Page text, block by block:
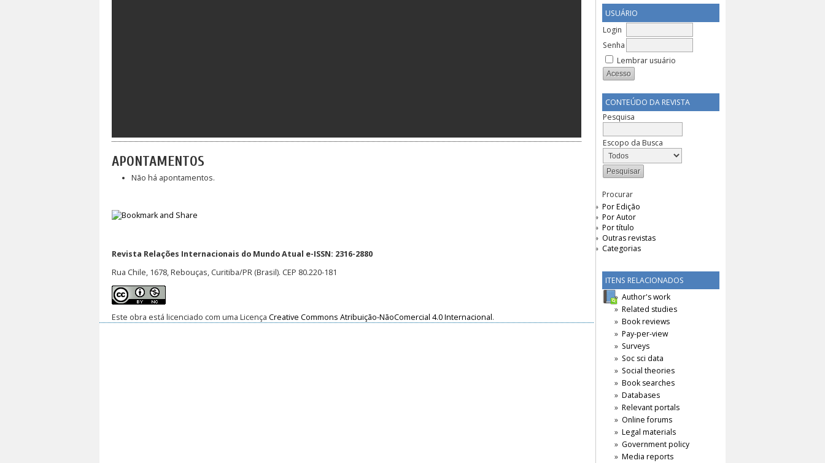
USUÁRIO
Login
Senha
Lembrar usuário
CONTEÚDO DA REVISTA
Pesquisa
Escopo da Busca
Procurar
Por Edição
Por Autor
Por título
Outras revistas
Categorias
ITENS RELACIONADOS
Author's work
Related studies
Book reviews
Pay-per-view
Surveys
Soc sci data
Social theories
Book searches
Databases
Relevant portals
Online forums
Legal materials
Government policy
Media reports
APONTAMENTOS
Não há apontamentos.
Revista Relações Internacionais do Mundo Atual e-ISSN: 2316-2880
Rua Chile, 1678, Rebouças, Curitiba/PR (Brasil). CEP 80.220-181
Este obra está licenciado com uma Licença Creative Commons Atribuição-NãoComercial 4.0 Internacional.